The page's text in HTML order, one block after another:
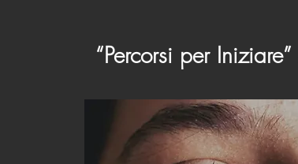
“Percorsi per Iniziare”